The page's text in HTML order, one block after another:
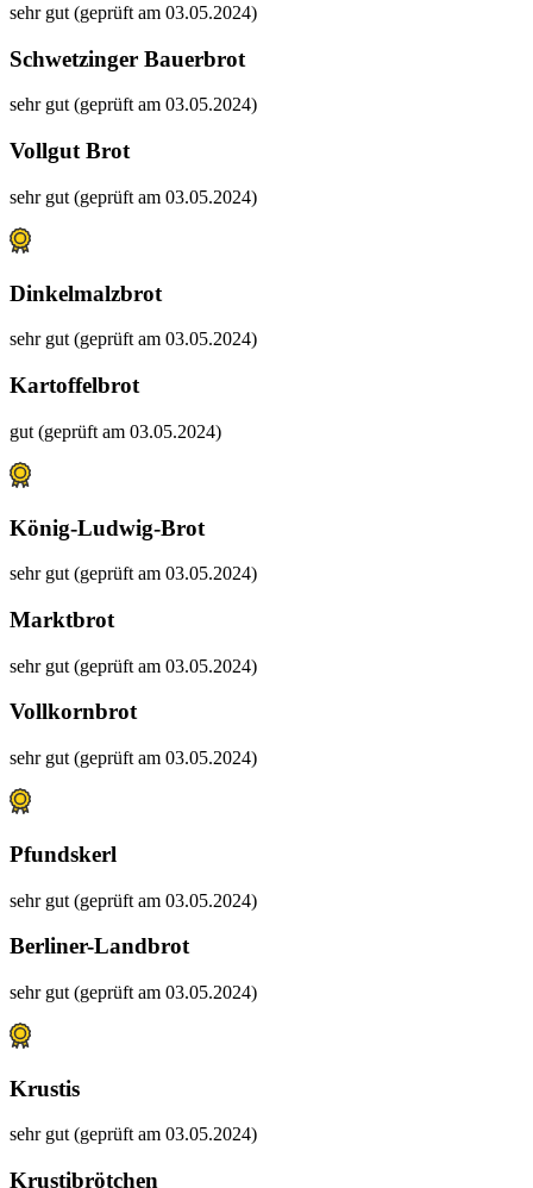
sehr gut (geprüft am 03.05.2024)
Schwetzinger Bauerbrot
sehr gut (geprüft am 03.05.2024)
Vollgut Brot
sehr gut (geprüft am 03.05.2024)
Dinkelmalzbrot
sehr gut (geprüft am 03.05.2024)
Kartoffelbrot
gut (geprüft am 03.05.2024)
König-Ludwig-Brot
sehr gut (geprüft am 03.05.2024)
Marktbrot
sehr gut (geprüft am 03.05.2024)
Vollkornbrot
sehr gut (geprüft am 03.05.2024)
Pfundskerl
sehr gut (geprüft am 03.05.2024)
Berliner-Landbrot
sehr gut (geprüft am 03.05.2024)
Krustis
sehr gut (geprüft am 03.05.2024)
Krustibrötchen